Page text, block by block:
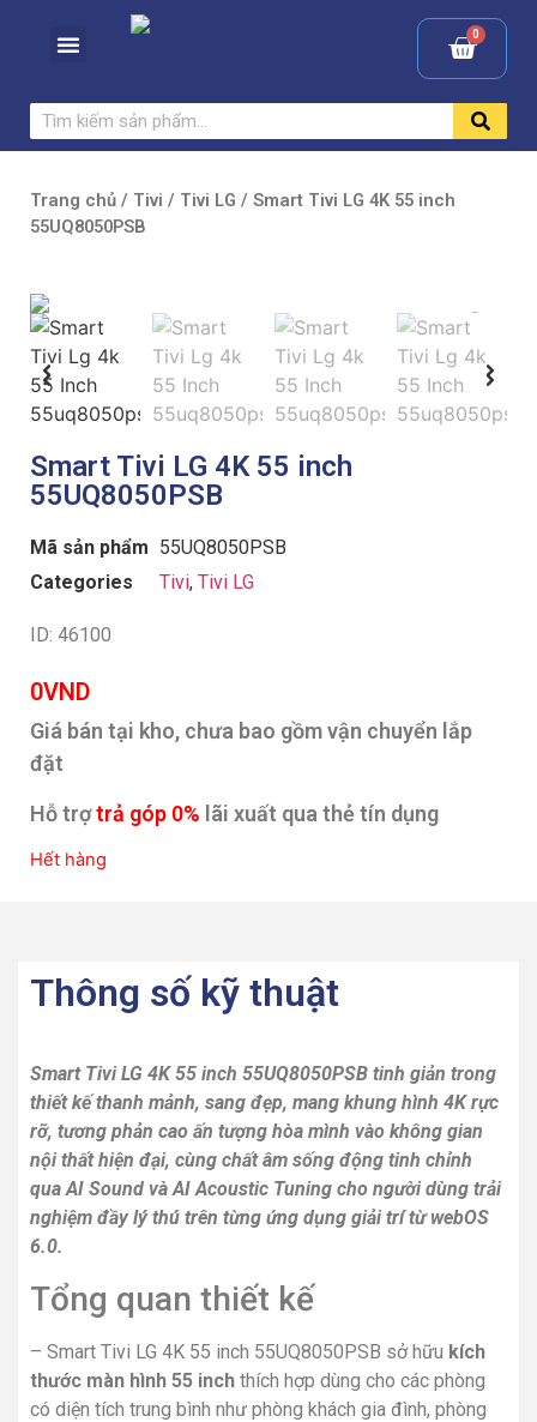
Trang chủ / Tivi / Tivi LG / Smart Tivi LG 4K 55 inch
55UQ8050PSB
Smart Tivi LG 4K 55 inch
55UQ8050PSB
Mã sản phẩm 55UQ8050PSB
Categories
Tivi, Tivi LG
ID: 46100
0VND
Giá bán tại kho, chưa bao gồm vận chuyển lắp
đặt
Hỗ trợtrả góp 0% lãi xuất qua thẻ tín dụng
Hết hàng
Thông số kỹ thuật
Smart Tivi LG 4K 55 inch 55UQ8050PSB tinh giản trong
thiết kế thanh mảnh, sang đẹp, mang khung hình 4K rực
rỡ, tương phản cao ấn tượng hòa mình vào không gian
nội thất hiện đại, cùng chất âm sống động tinh chỉnh
qua AI Sound và AI Acoustic Tuning cho người dùng trải
nghiệm đầy lý thú trên từng ứng dụng giải trí từ webOS
6.0.
Tổng quan thiết kế
– Smart Tivi LG 4K 55 inch 55UQ8050PSB sở hữu kích
thước màn hình 55 inch thích hợp dùng cho các phòng
có diện tích trung bình như phòng khách gia đình, phòng